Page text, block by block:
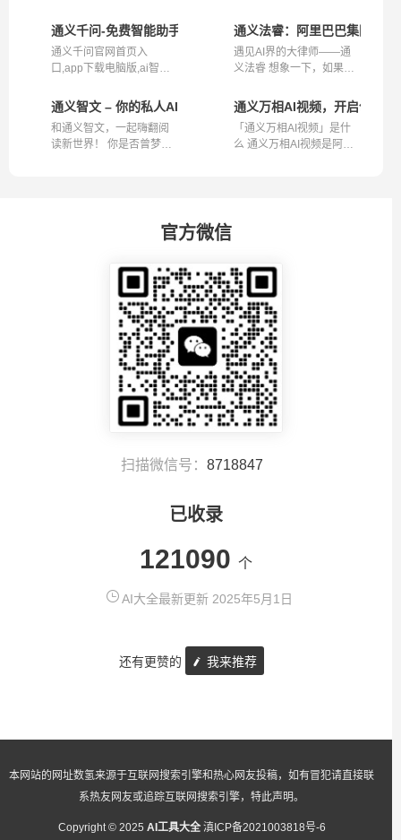
通义千问-免费智能助手
通义千问官网首页入
口,app下载电脑版,ai智能
通义法睿：阿里巴巴集团的AI
遇见AI界的大律师——通
义法睿 想象一下，如果你
通义智文 – 你的私人AI阅读侠，高效阅读新体验
和通义智文，一起嗨翻阅
读新世界！ 你是否曾梦想
通义万相AI视频，开启创意视
「通义万相AI视频」是什
么 通义万相AI视频是阿里
官方微信
扫描微信号： 8718847
已收录
121090 个
AI大全最新更新 2025年5月1日
还有更赞的 我来推荐
本网站的网址数氢来源于互联网搜索引擎和热心网友投稿，如有冒犯请直接联
系热友网友或追踪互联网搜索引擎，特此声明。
Copyright © 2025 AI工具大全 滇ICP备2021003818号-6